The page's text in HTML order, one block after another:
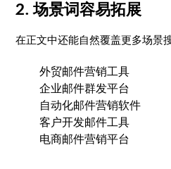
2. 场景词容易拓展
在正文中还能自然覆盖更多场景
外贸邮件营销工具
企业邮件群发平台
自动化邮件营销软件
客户开发邮件工具
电商邮件营销平台